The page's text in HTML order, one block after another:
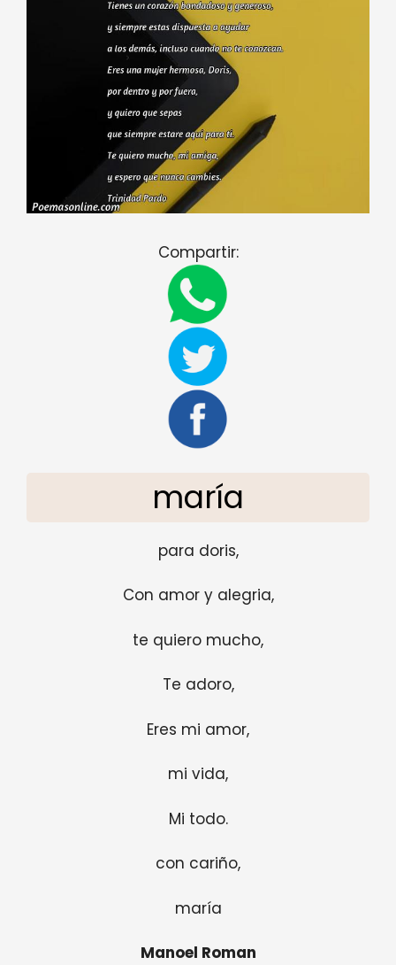
Compartir:
maría
para doris,
Con amor y alegria,
te quiero mucho,
Te adoro,
Eres mi amor,
mi vida,
Mi todo.
con cariño,
maría
Manoel Roman